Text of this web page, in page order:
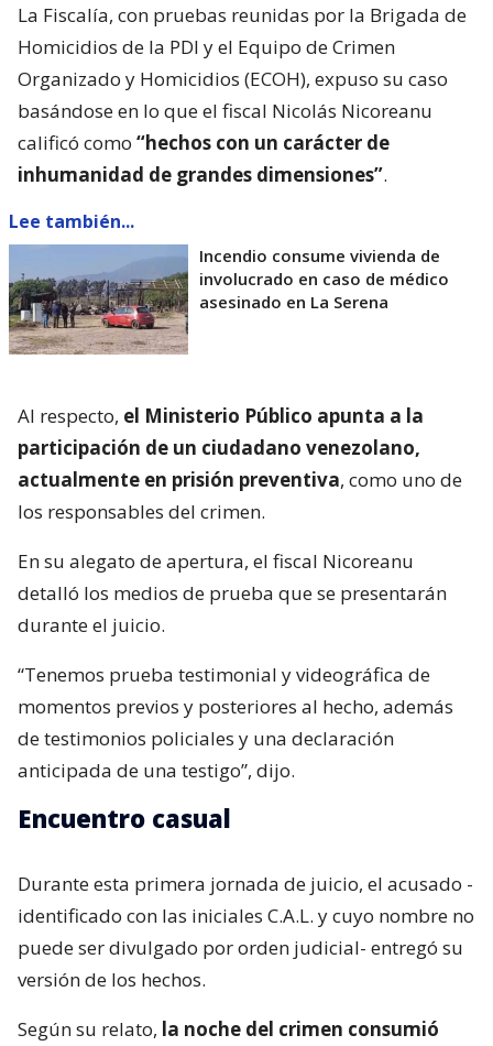
La Fiscalía, con pruebas reunidas por la Brigada de
Homicidios de la PDI y el Equipo de Crimen
Organizado y Homicidios (ECOH), expuso su caso
basándose en lo que el fiscal Nicolás Nicoreanu
calificó como “hechos con un carácter de
inhumanidad de grandes dimensiones”.
Lee también...
Incendio consume vivienda de
involucrado en caso de médico
asesinado en La Serena
Al respecto, el Ministerio Público apunta a la
participación de un ciudadano venezolano,
actualmente en prisión preventiva, como uno de
los responsables del crimen.
En su alegato de apertura, el fiscal Nicoreanu
detalló los medios de prueba que se presentarán
durante el juicio.
“Tenemos prueba testimonial y videográfica de
momentos previos y posteriores al hecho, además
de testimonios policiales y una declaración
anticipada de una testigo”, dijo.
Encuentro casual
Durante esta primera jornada de juicio, el acusado -
identificado con las iniciales C.A.L. y cuyo nombre no
puede ser divulgado por orden judicial- entregó su
versión de los hechos.
Según su relato, la noche del crimen consumió